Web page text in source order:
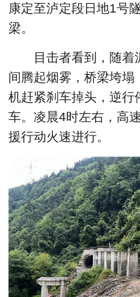
康定至泸定段日地1号
梁。
目击者看到，随着
间腾起烟雾，桥梁垮塌
机赶紧刹车掉头，逆行
车。凌晨4时左右，高
援行动火速进行。